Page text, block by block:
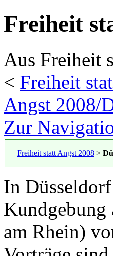
Freiheit
Aus Freiheit
< Freiheit
Angst 2008/
Zur
Freiheit statt Angst 2008 >
In
am Rhein)